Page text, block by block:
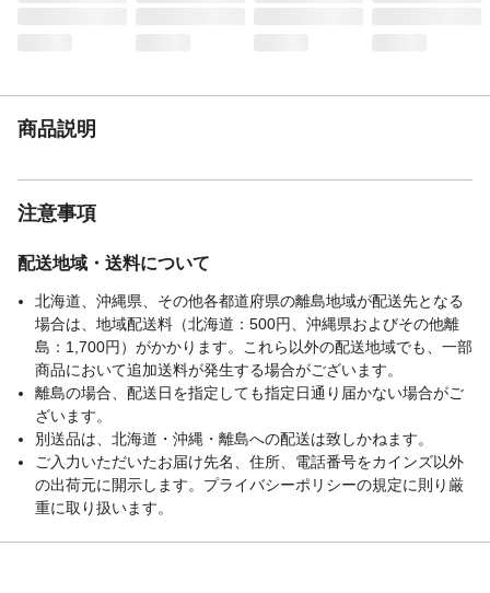
商品説明
注意事項
配送地域・送料について
北海道、沖縄県、その他各都道府県の離島地域が配送先となる
場合は、地域配送料（北海道：500円、沖縄県およびその他離
島：1,700円）がかかります。これら以外の配送地域でも、一部
商品において追加送料が発生する場合がございます。
離島の場合、配送日を指定しても指定日通り届かない場合がご
ざいます。
別送品は、北海道・沖縄・離島への配送は致しかねます。
ご入力いただいたお届け先名、住所、電話番号をカインズ以外
の出荷元に開示します。プライバシーポリシーの規定に則り厳
重に取り扱います。